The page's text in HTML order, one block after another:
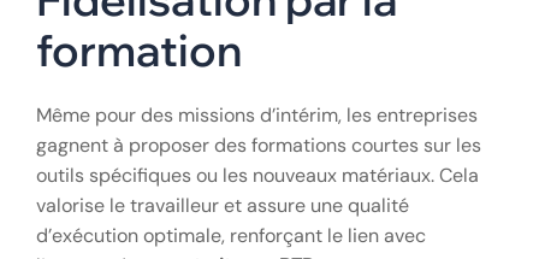
aide à prévenir les malentendus. Il est conseillé de
désigner un référent interne chargé d’accueillir les
nouveaux arrivants et de leur expliquer les règles
spécifiques au site (zones de stockage, horaires de
pause, protocoles de sécurité propres au chantier).
Fidélisation par la